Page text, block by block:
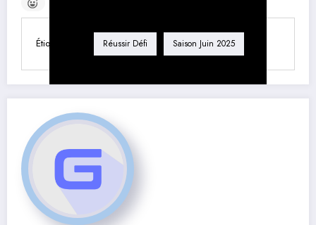
Étiquette Réussir Défi Saison Juin 2025